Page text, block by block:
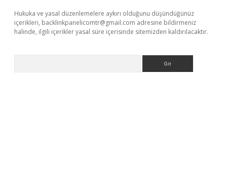
Hukuka ve yasal düzenlemelere aykırı olduğunu düşündüğünüz
içerikleri, backlinkpanelicomtr@gmail.com adresine bildirmeniz
halinde, ilgili içerikler yasal süre içerisinde sitemizden kaldırılacaktır.